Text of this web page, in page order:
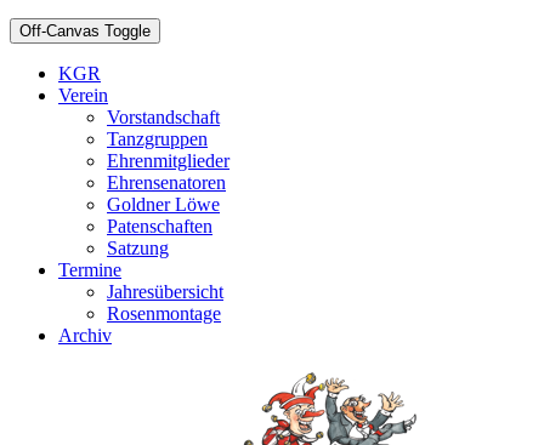
Off-Canvas Toggle
KGR
Verein
Vorstandschaft
Tanzgruppen
Ehrenmitglieder
Ehrensenatoren
Goldner Löwe
Patenschaften
Satzung
Termine
Jahresübersicht
Rosenmontage
Archiv